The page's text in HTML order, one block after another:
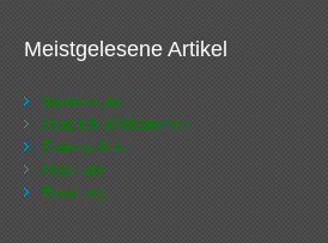
Meistgelesene Artikel
Impressum
Herzlich Willkommen
Datenschutz
Über uns
Beratung